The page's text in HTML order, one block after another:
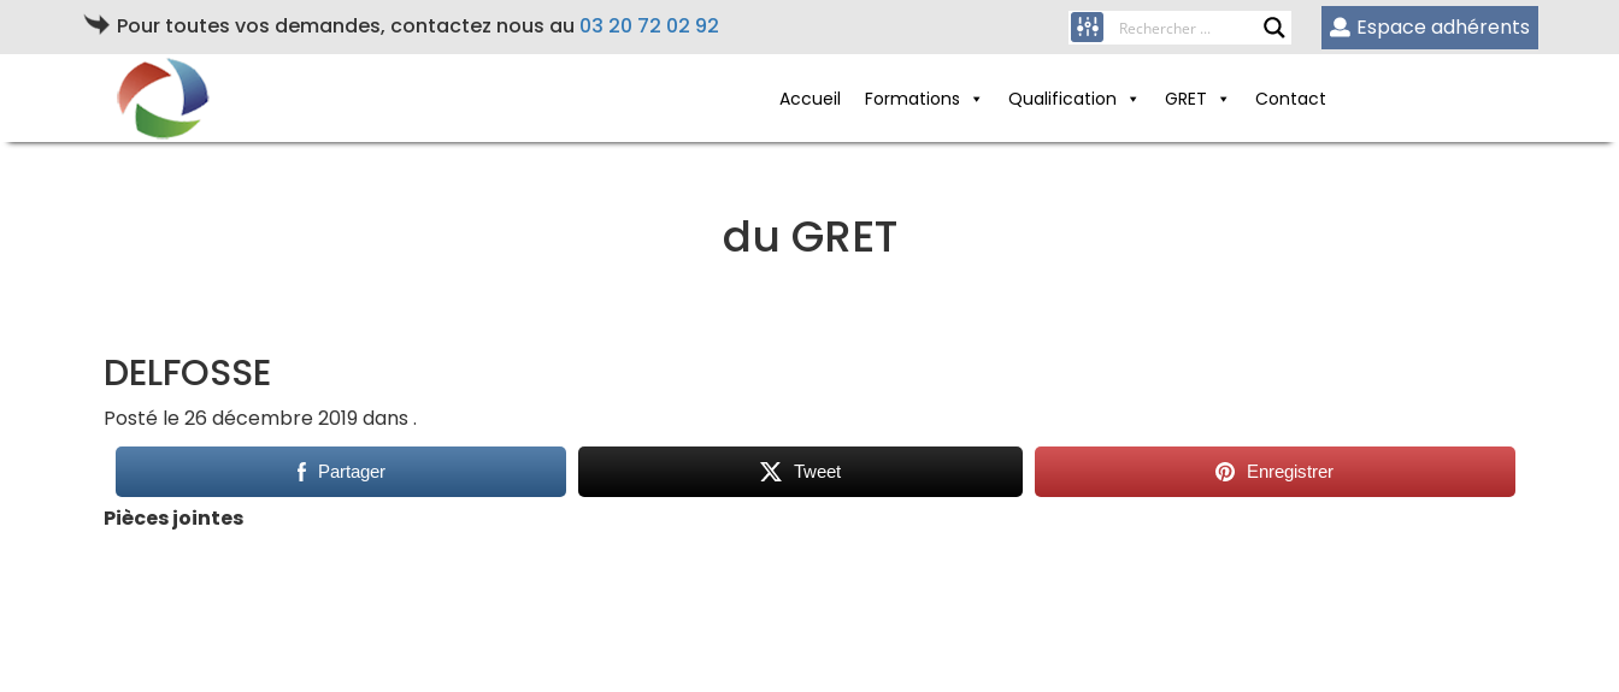
Pour toutes vos demandes, contactez nous au 03 20 72 02 92 Espace adhérents
Accueil Formations Qualification GRET Contact
du GRET
DELFOSSE
Posté le 26 décembre 2019 dans .
Partager Tweet Enregistrer
Pièces jointes